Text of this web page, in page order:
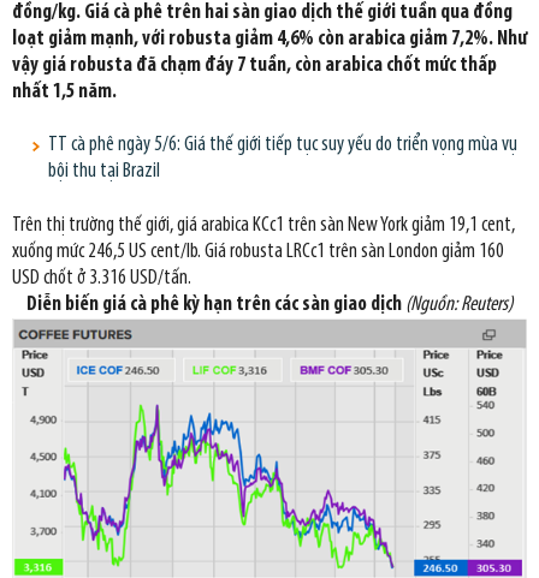
đồng/kg. Giá cà phê trên hai sàn giao dịch thế giới tuần qua đồng
loạt giảm mạnh, với robusta giảm 4,6% còn arabica giảm 7,2%. Như
vậy giá robusta đã chạm đáy 7 tuần, còn arabica chốt mức thấp
nhất 1,5 năm.
TT cà phê ngày 5/6: Giá thế giới tiếp tục suy yếu do triển vọng mùa vụ
bội thu tại Brazil
Trên thị trường thế giới, giá arabica KCc1 trên sàn New York giảm 19,1 cent,
xuống mức 246,5 US cent/lb. Giá robusta LRCc1 trên sàn London giảm 160
USD chốt ở 3.316 USD/tấn.
Diễn biến giá cà phê kỳ hạn trên các sàn giao dịch (Nguồn: Reuters)